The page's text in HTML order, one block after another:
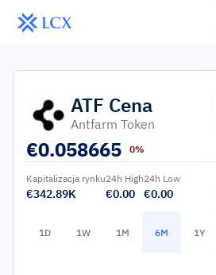
ATF Cena
Antfarm Token
€0.058665 0%
Kapitalizacja rynku
€342.89K
24h High
€0.00
24h Low
€0.00
1D 1W 1M 6M 1Y